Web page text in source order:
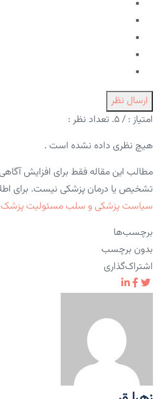
ارسال نظر
امتیاز : / ۵. تعداد نظر :
هیچ نظری داده نشده است .
مطالب این مقاله فقط برای افزایش
تشخیص یا درمان پزشکی نیست. برای
سیاست پزشکی و سلب مسئولیت
برچسب‌ها
بدون برچسب
اشتراک‌گذاری